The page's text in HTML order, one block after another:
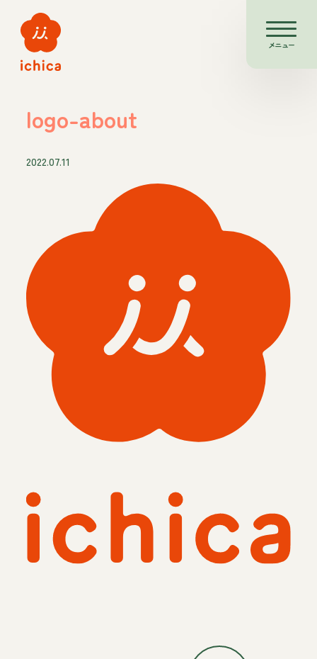
メニュー
logo-about
2022.07.11